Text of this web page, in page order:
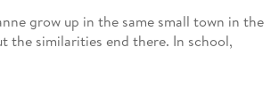
grow up in the same small town in the
the similarities end there. In school,